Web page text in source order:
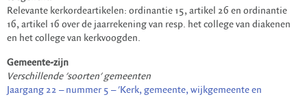
Relevante kerkordeartikelen: ordinantie 15, artikel 26 en ordinantie
16, artikel 16 over de jaarrekening van resp. het college van diakenen
en het college van kerkvoogden.
Gemeente-zijn
Verschillende 'soorten' gemeenten
Jaargang 22 – nummer 5 – 'Kerk, gemeente, wijkgemeente en